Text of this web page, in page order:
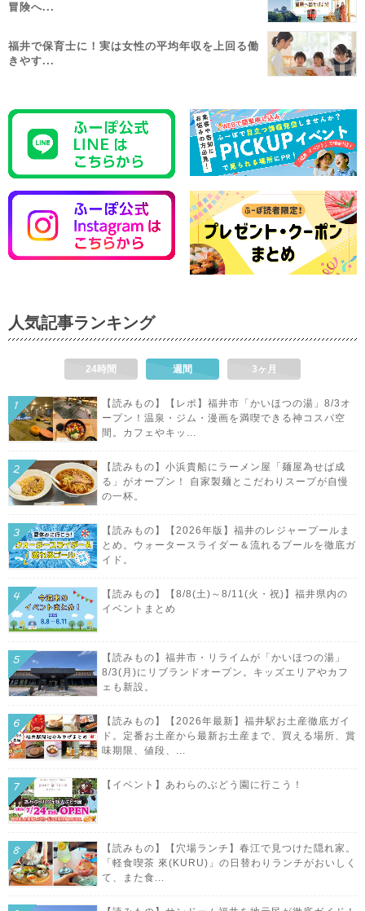
冒険へ...
福井で保育士に！実は女性の平均年収を上回る働
きやす...
人気記事ランキング
24時間 週間 3ヶ月
【読みもの】【レポ】福井市「かいほつの湯」8/3オ
ープン！温泉・ジム・漫画を満喫できる神コスパ空
間。カフェやキッ...
【読みもの】小浜貴船にラーメン屋「麺屋為せば成
る」がオープン！ 自家製麺とこだわりスープが自慢
の一杯。
【読みもの】【2026年版】福井のレジャープールま
とめ。ウォータースライダー＆流れるプールを徹底ガ
イド。
【読みもの】【8/8(土)～8/11(火・祝)】福井県内の
イベントまとめ
【読みもの】福井市・リライムが「かいほつの湯」
8/3(月)にリブランドオープン。キッズエリアやカフ
ェも新設。
【読みもの】【2026年最新】福井駅お土産徹底ガイ
ド。定番お土産から最新お土産まで、買える場所、賞
味期限、値段、...
【イベント】あわらのぶどう園に行こう！
【読みもの】【穴場ランチ】春江で見つけた隠れ家。
「軽食喫茶 來(KURU)」の日替わりランチがおいしく
て、また食...